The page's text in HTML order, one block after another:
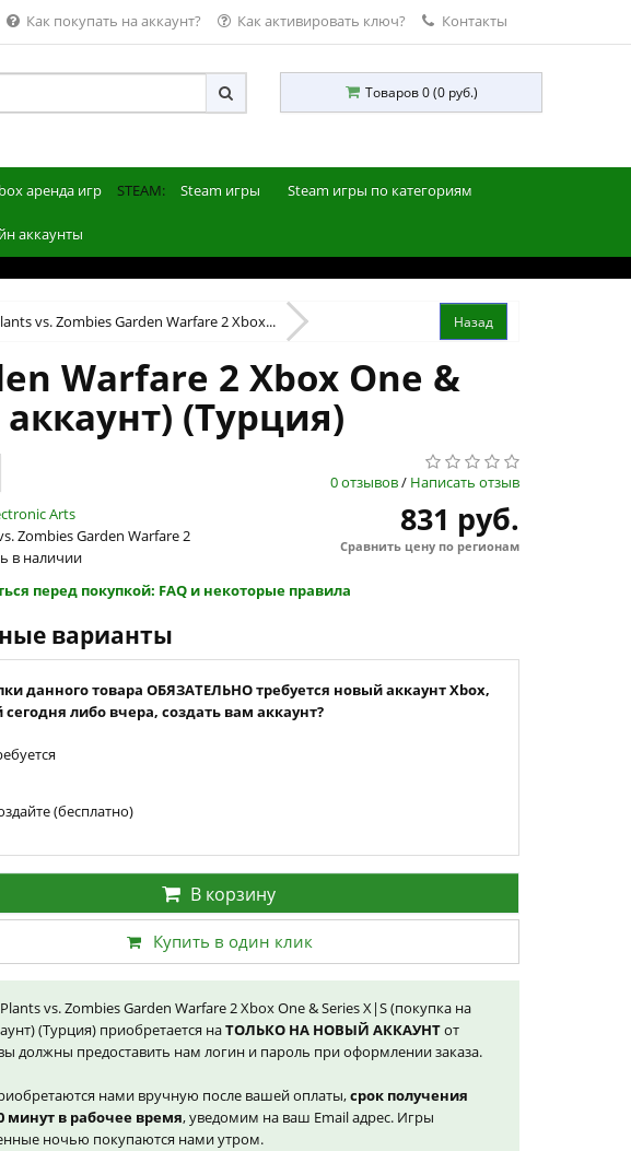
Как покупать на аккаунт? Как активировать ключ? Контакты
Товаров 0 (0 руб.)
аренда игр STEAM: Steam игры Steam игры по категориям
аккаунты
vs. Zombies Garden Warfare 2 Xbox...
Warfare 2 Xbox One &
(Турция)
0 отзывов/ Написать отзыв
Arts
Zombies Garden Warfare 2
в наличии
831 руб.
Сравнить цену по регионам
перед покупкой: FAQ и некоторые правила
варианты
данного товара ОБЯЗАТЕЛЬНО требуется новый аккаунт Xbox,
либо вчера, создать вам аккаунт?
(бесплатно)
В корзину
Купить в один клик
vs. Zombies Garden Warfare 2 Xbox One & Series X|S (покупка на
(Турция) приобретается наТОЛЬКО НА НОВЫЙ АККАУНТот
должны предоставить нам логин и пароль при оформлении заказа.
нами вручную после вашей оплаты,срок получения
минут в рабочее время, уведомим на ваш Email адрес. Игры
ночью покупаются нами утром.